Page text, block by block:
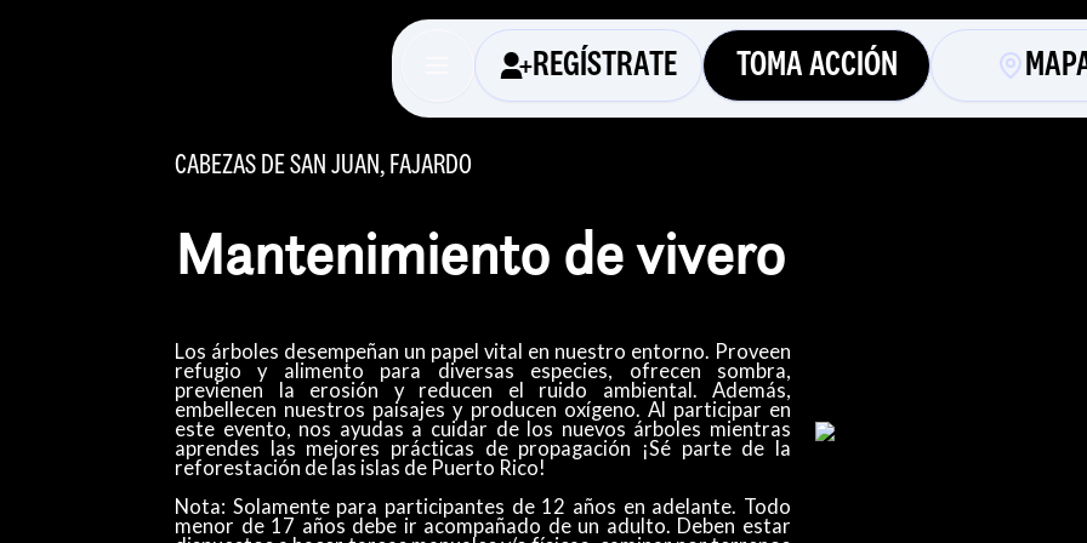
REGÍSTRATE TOMA ACCIÓN
CABEZAS DE SAN JUAN, FAJARDO
Mantenimiento de vivero
Los árboles desempeñan un papel vital en nuestro entorno. Proveen
refugio y alimento para diversas especies, ofrecen sombra,
previenen la erosión y reducen el ruido ambiental. Además,
embellecen nuestros paisajes y producen oxígeno. Al participar en
este evento, nos ayudas a cuidar de los nuevos árboles mientras
aprendes las mejores prácticas de propagación ¡Sé parte de la
reforestación de las islas de Puerto Rico!
Nota: Solamente para participantes de 12 años en adelante. Todo
menor de 17 años debe ir acompañado de un adulto. Deben estar